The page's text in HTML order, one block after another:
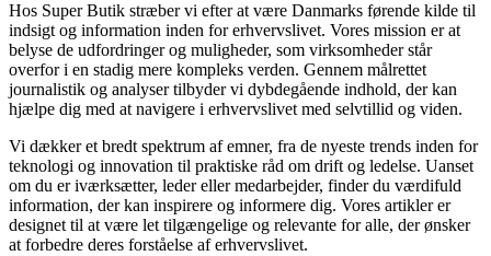
Hos Super Butik stræber vi efter at være Danmarks førende kilde til
indsigt og information inden for erhvervslivet. Vores mission er at
belyse de udfordringer og muligheder, som virksomheder står
overfor i en stadig mere kompleks verden. Gennem målrettet
journalistik og analyser tilbyder vi dybdegående indhold, der kan
hjælpe dig med at navigere i erhvervslivet med selvtillid og viden.
Vi dækker et bredt spektrum af emner, fra de nyeste trends inden for
teknologi og innovation til praktiske råd om drift og ledelse. Uanset
om du er iværksætter, leder eller medarbejder, finder du værdifuld
information, der kan inspirere og informere dig. Vores artikler er
designet til at være let tilgængelige og relevante for alle, der ønsker
at forbedre deres forståelse af erhvervslivet.